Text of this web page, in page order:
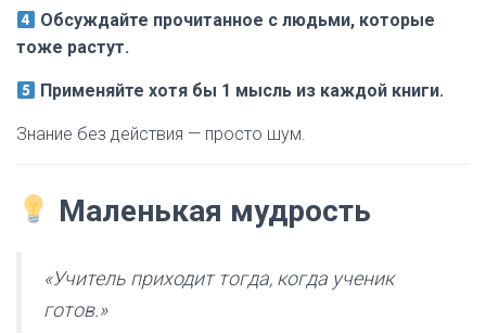
Обсуждайте прочитанное с людьми, которые
тоже растут.
Применяйте хотя бы 1 мысль из каждой книги.
Знание без действия — просто шум.
Маленькая мудрость
«Учитель приходит тогда, когда ученик
готов.»